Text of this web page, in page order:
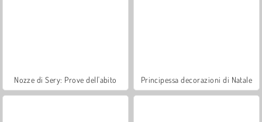
Nozze di Sery: Prove dell'abito Principessa decorazioni di Natale